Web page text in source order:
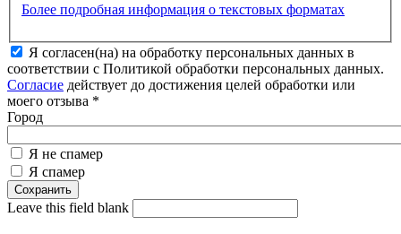
Более подробная информация о текстовых форматах
Я согласен(на) на обработку персональных данных в
соответствии с Политикой обработки персональных данных.
Согласие действует до достижения целей обработки или
моего отзыва *
Город
Я не спамер
Я спамер
Leave this field blank